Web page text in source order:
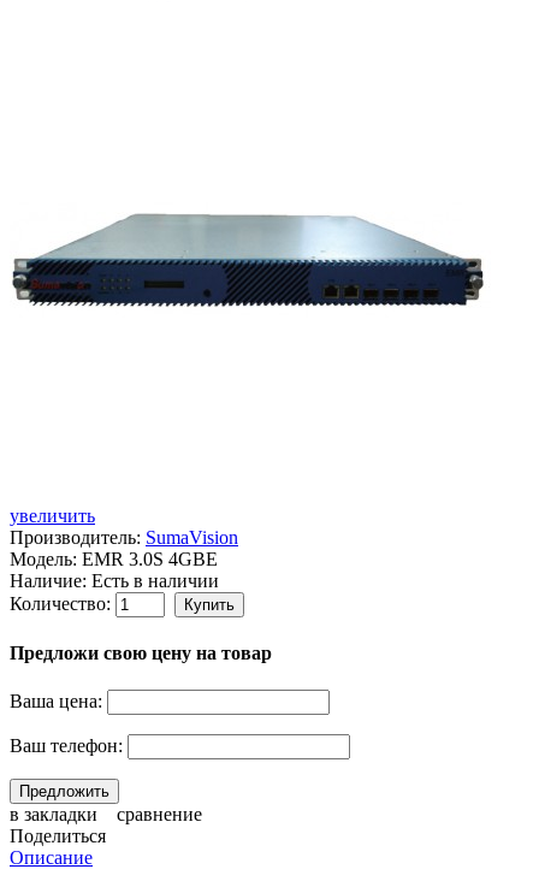
увеличить
Производитель: SumaVision
Модель: EMR 3.0S 4GBE
Наличие: Есть в наличии
Количество:
Предложи свою цену на товар
Ваша цена:
Ваш телефон:
в закладки
сравнение
Поделиться
Описание